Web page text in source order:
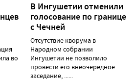
во
В Ингушетии отменили
голосование по границе
с Чечней
Отсутствие кворума в
Народном собрании
Ингушетии не позволило
провести его внеочередное
заседание, ......